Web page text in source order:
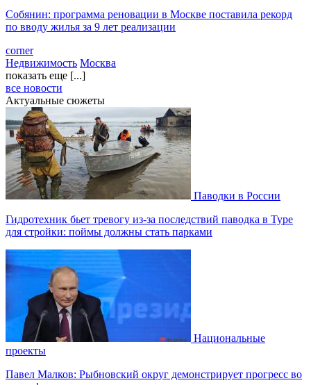
Собянин: программа реновации в Москве поставила рекорд
по вводу жилья за 9 лет реализации
corner
Недвижимость Москва
показать еще [...]
все новости
Актуальные сюжеты
Паводки в России
Гидротехник бьет тревогу из-за последствий паводка в Туре
для стройки: поймы должны стать парками
Национальные
проекты
Павел Малков: Рыбновский округ демонстрирует прогресс во